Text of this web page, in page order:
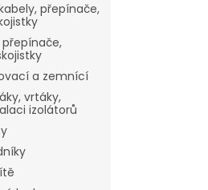
přepínače,
a zemnící
vrtáky,
izolátorů